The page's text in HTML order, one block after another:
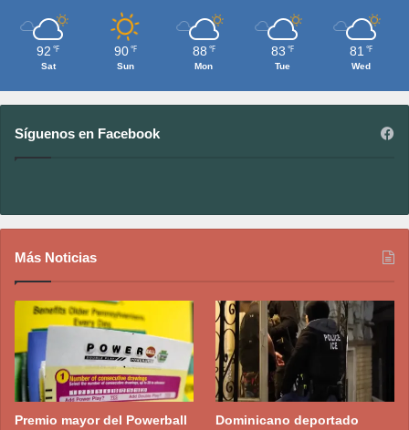
92 ℉
Sat
90 ℉
Sun
88 ℉
Mon
83 ℉
Tue
81 ℉
Wed
Síguenos en Facebook
Más Noticias
Premio mayor del Powerball
Dominicano deportado